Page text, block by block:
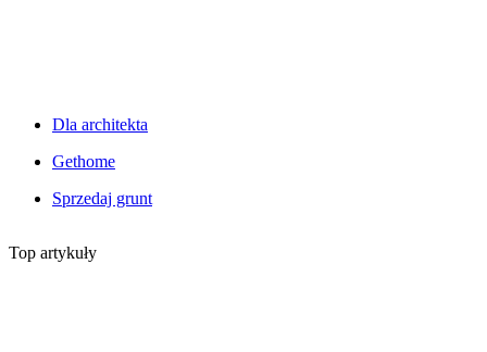
Dla architekta
Gethome
Sprzedaj grunt
Top artykuły